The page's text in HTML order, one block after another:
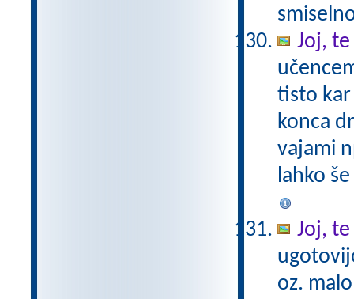
Joj,
tisto
konca
vajami
lahko
Joj,
oz.